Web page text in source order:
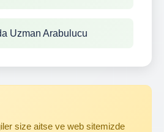
Uzman Arabulucu
size aitse ve web sitemizde